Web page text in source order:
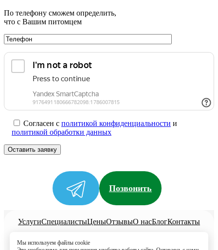
По телефону сможем определить,
что с Вашим питомцем
Согласен с политикой конфиденциальности и
политикой обработки данных
Мы используем файлы cookie
Позвонить
УслугиСпециалистыЦеныОтзывыО насБлогКонтакты
Согласие на обработку